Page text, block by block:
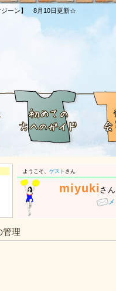
ジーン】 8月10日更新☆
ようこそ、 ゲスト さん
miyukiさん
管理